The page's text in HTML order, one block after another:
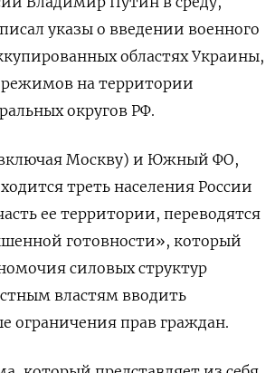
указы о введении военного
областях Украины,
режимов на территории
округов РФ.
Москву) и Южный ФО,
треть населения России
ее территории, переводятся
готовности», который
силовых структур
властям вводить
ограничения прав граждан.